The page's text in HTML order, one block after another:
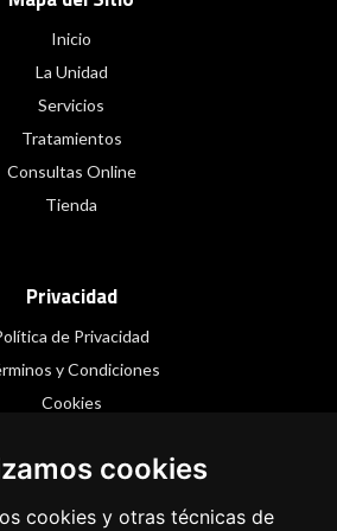
cookies
cookies y otras técnicas de
Inicio
La Unidad
Servicios
Tratamientos
Consultas Online
Tienda
Privacidad
de Privacidad
y Condiciones
Cookies